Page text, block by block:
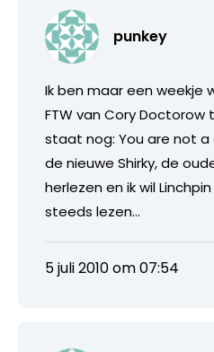
punkey
Ik ben maar een weekje
FTW van Cory Doctorow
staat nog: You are not a
de nieuwe Shirky, de
herlezen en ik wil
steeds lezen…
5 juli 2010 om 07:54